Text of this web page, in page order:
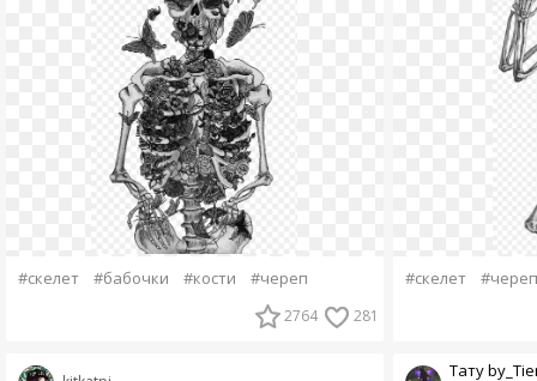
#скелет #бабочки #кости #череп
2764 281
#скелет #череп
Тату